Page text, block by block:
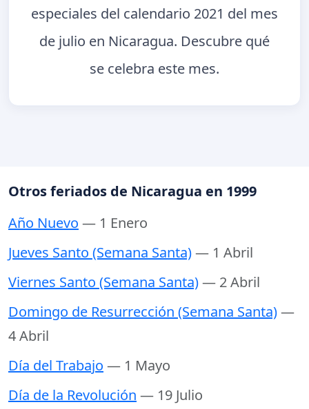
especiales del calendario 2021 del mes
de julio en Nicaragua. Descubre qué
se celebra este mes.
Otros feriados de Nicaragua en 1999
Año Nuevo — 1 Enero
Jueves Santo (Semana Santa)— 1 Abril
Viernes Santo (Semana Santa)— 2 Abril
Domingo de Resurrección (Semana Santa)—
4 Abril
Día del Trabajo — 1 Mayo
Día de la Revolución — 19 Julio